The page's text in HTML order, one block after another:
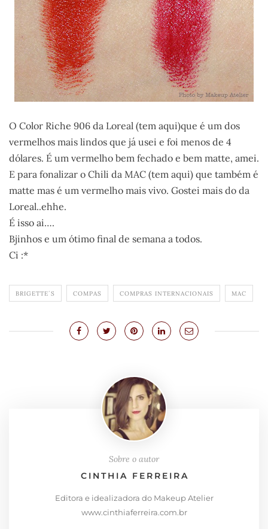
O Color Riche 906 da Loreal (tem aqui)que é um dos
vermelhos mais lindos que já usei e foi menos de 4
dólares. É um vermelho bem fechado e bem matte, amei.
E para fonalizar o Chili da MAC (tem aqui) que também é
matte mas é um vermelho mais vivo. Gostei mais do da
Loreal..ehhe.
É isso ai….
Bjinhos e um ótimo final de semana a todos.
Ci :*
BRIGETTE´S COMPAS COMPRAS INTERNACIONAIS MAC
Sobre o autor
CINTHIA FERREIRA
Editora e idealizadora do Makeup Atelier
www.cinthiaferreira.com.br